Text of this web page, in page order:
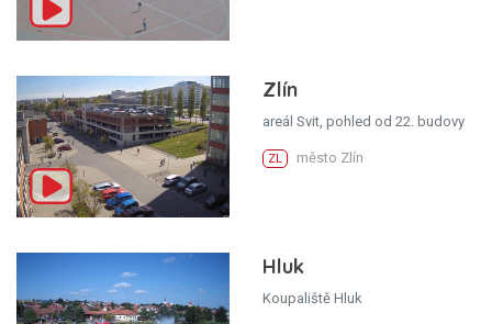
Zlín
areál Svit, pohled od 22. budovy
ZL město Zlín
Hluk
Koupaliště Hluk